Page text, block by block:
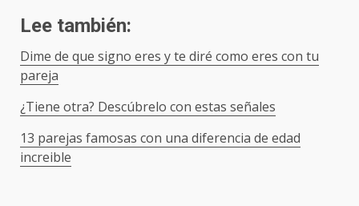
Lee también:
Dime de que signo eres y te diré como eres con tu
pareja
¿Tiene otra? Descúbrelo con estas señales
13 parejas famosas con una diferencia de edad
increible